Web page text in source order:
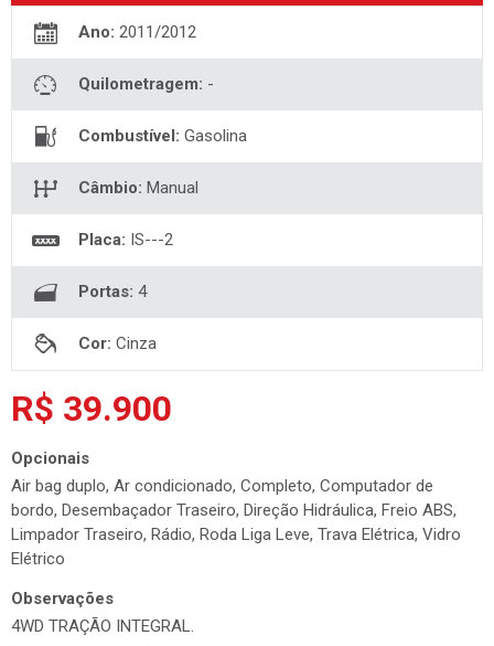
Ano: 2011/2012
Quilometragem: -
Combustível: Gasolina
Câmbio: Manual
Placa: IS---2
Portas: 4
Cor: Cinza
R$ 39.900
Opcionais
Air bag duplo, Ar condicionado, Completo, Computador de
bordo, Desembaçador Traseiro, Direção Hidráulica, Freio ABS,
Limpador Traseiro, Rádio, Roda Liga Leve, Trava Elétrica, Vidro
Elétrico
Observações
4WD TRAÇÃO INTEGRAL.